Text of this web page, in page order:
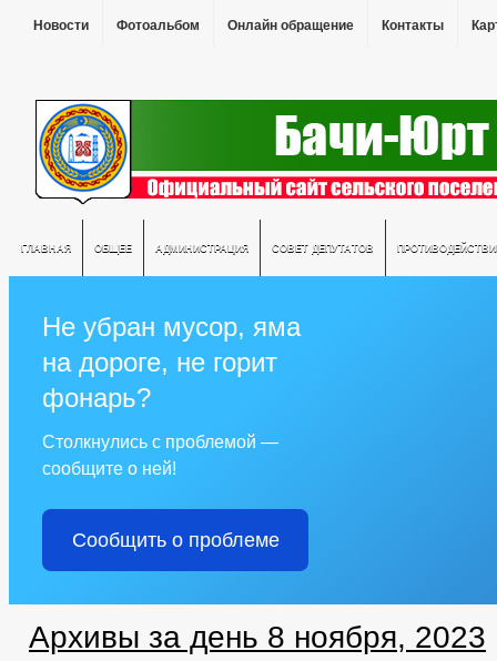
Новости Фотоальбом Онлайн обращение Контакты
ГЛАВНАЯ ОБЩЕЕ АДМИНИСТРАЦИЯ СОВЕТ ДЕПУТАТОВ
Не убран мусор, яма
на дороге, не горит
фонарь?
Столкнулись с проблемой —
сообщите о ней!
Сообщить о проблеме
Архивы за день 8 ноября, 2023